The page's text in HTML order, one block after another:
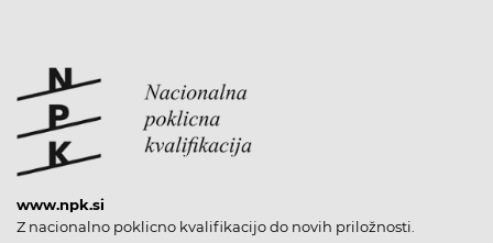
www.npk.si
Z nacionalno poklicno kvalifikacijo do novih priložnosti.